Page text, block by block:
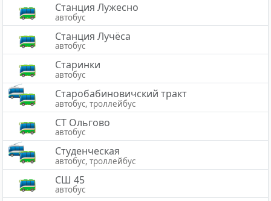
Станция Лужесно
автобус
Станция Лучёса
автобус
Старинки
автобус
Старобабиновичский тракт
автобус, троллейбус
СТ Ольгово
автобус
Студенческая
автобус, троллейбус
СШ 45
автобус